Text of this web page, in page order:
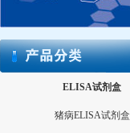
ELISA试剂盒
猪病ELISA试剂盒